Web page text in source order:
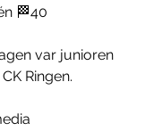
🏁40
var junioren
Ringen.